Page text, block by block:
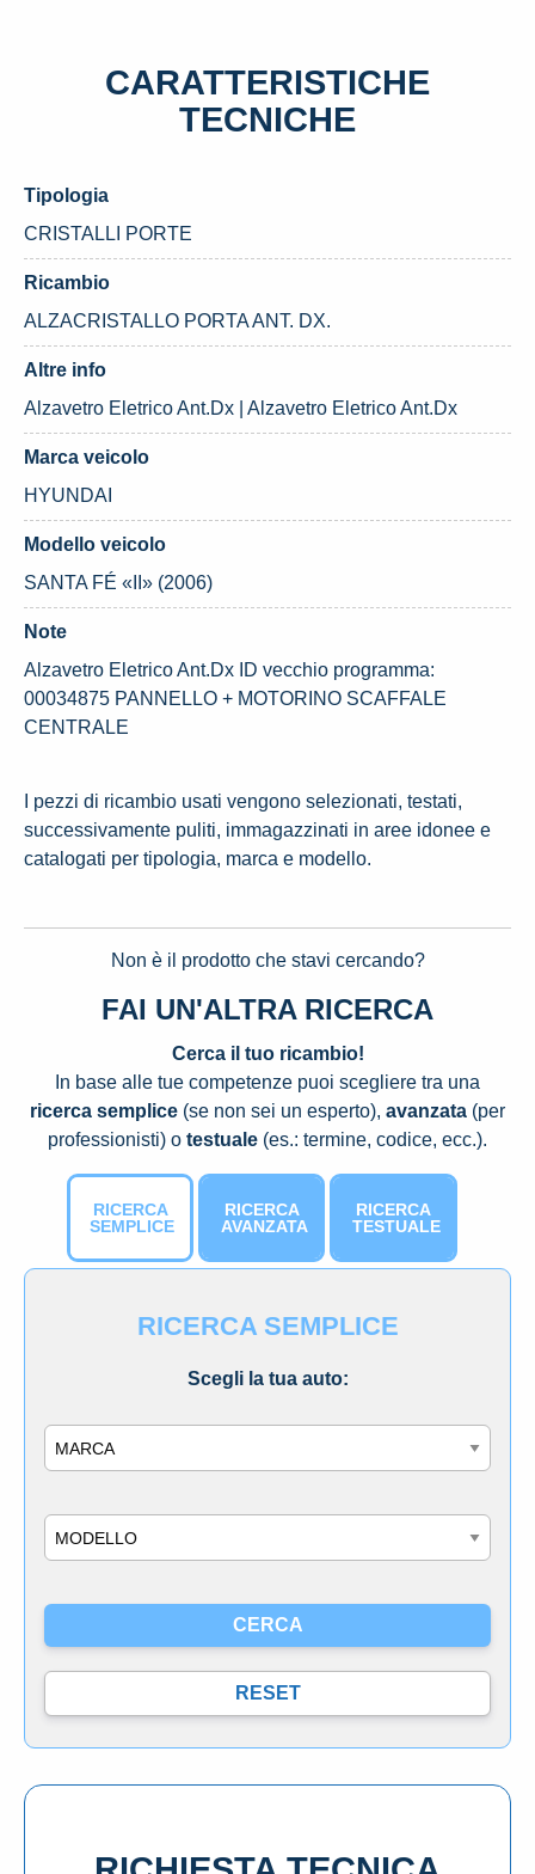
CARATTERISTICHE
TECNICHE
Tipologia
CRISTALLI PORTE
Ricambio
ALZACRISTALLO PORTA ANT. DX.
Altre info
Alzavetro Eletrico Ant.Dx | Alzavetro Eletrico Ant.Dx
Marca veicolo
HYUNDAI
Modello veicolo
SANTA FÉ «II» (2006)
Note
Alzavetro Eletrico Ant.Dx ID vecchio programma:
00034875 PANNELLO + MOTORINO SCAFFALE
CENTRALE
I pezzi di ricambio usati vengono selezionati, testati,
successivamente puliti, immagazzinati in aree idonee e
catalogati per tipologia, marca e modello.
Non è il prodotto che stavi cercando?
FAI UN'ALTRA RICERCA
Cerca il tuo ricambio!
In base alle tue competenze puoi scegliere tra una
ricerca semplice (se non sei un esperto), avanzata (per
professionisti) o testuale (es.: termine, codice, ecc.).
RICERCA
SEMPLICE
RICERCA
AVANZATA
RICERCA
TESTUALE
RICERCA SEMPLICE
Scegli la tua auto: